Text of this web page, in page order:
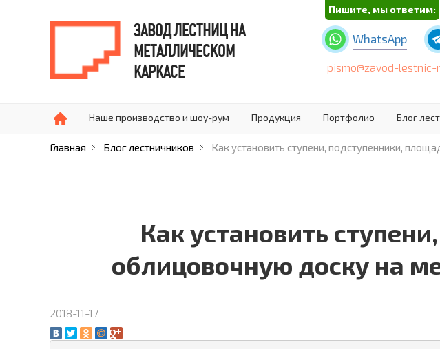
ЗАВОД ЛЕСТНИЦ НА
МЕТАЛЛИЧЕСКОМ
КАРКАСЕ
Пишите, мы ответим:
WhatsApp
pismo@zavod-
Наше производство и шоу-рум Продукция Портфолио Блог
Главная Блог лестничников Как установить ступени, подступенники,
Как установить
облицовочную доску на
2018-11-17